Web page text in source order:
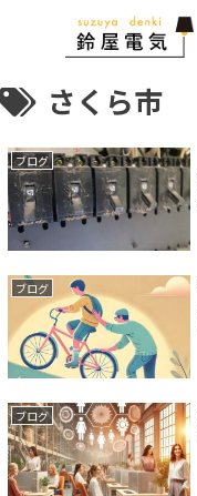
さくら市
ブログ
ブログ
ブログ